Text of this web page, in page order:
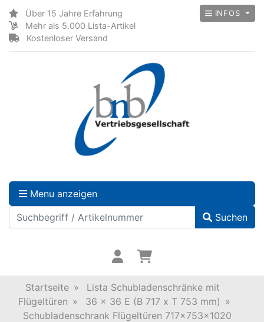
INFOS
Über 15 Jahre Erfahrung
Mehr als 5.000 Lista-Artikel
Kostenloser Versand
Menu anzeigen
Suchen
Startseite »
Lista Schubladenschränke mit
Flügeltüren » 36 x 36 E (B 717 x T 753 mm) »
Schubladenschrank Flügeltüren 717x753x1020